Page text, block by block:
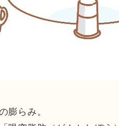
膨らみ。